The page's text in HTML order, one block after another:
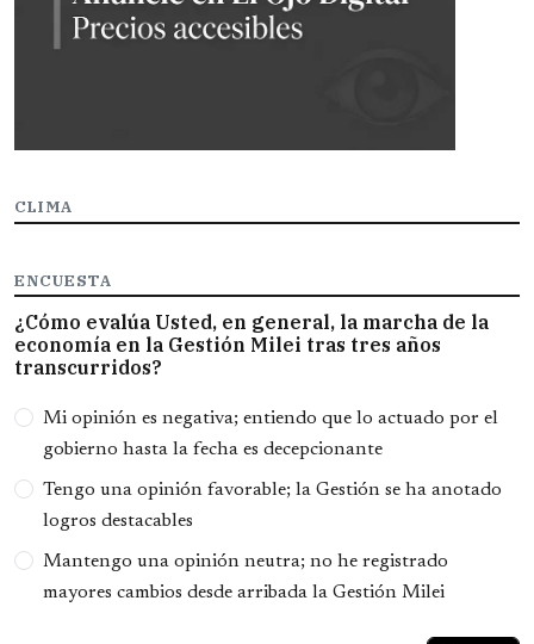
CLIMA
ENCUESTA
¿Cómo evalúa Usted, en general, la marcha de la
economía en la Gestión Milei tras tres años
transcurridos?
Opciones
Mi opinión es negativa; entiendo que lo actuado por el
gobierno hasta la fecha es decepcionante
Tengo una opinión favorable; la Gestión se ha anotado
logros destacables
Mantengo una opinión neutra; no he registrado
mayores cambios desde arribada la Gestión Milei